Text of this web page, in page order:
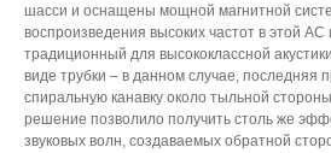
шасси и оснащены мощной магнитной
воспроизведения высоких частот в этой АС
традиционный для высококлассной
виде трубки – в данном случае, последняя
спиральную канавку около тыльной
решение позволило получить столь же
звуковых волн, создаваемых обратной